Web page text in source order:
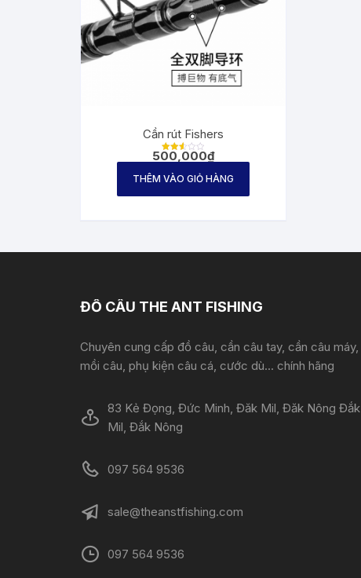
Cần rút Fishers
Được
hạng
2.60
sao
500,000₫
THÊM VÀO GIỎ HÀNG
ĐỒ CÂU THE ANT FISHING
Chuyên cung cấp đồ câu, cần câu tay, cần câu máy,
mồi câu, phụ kiện câu cá, cước dù... chính hãng
83 Kẻ Đọng, Đức Minh, Đăk Mil, Đăk Nông Đắk
Mil, Đắk Nông
097 564 9536
sale@theanstfishing.com
097 564 9536